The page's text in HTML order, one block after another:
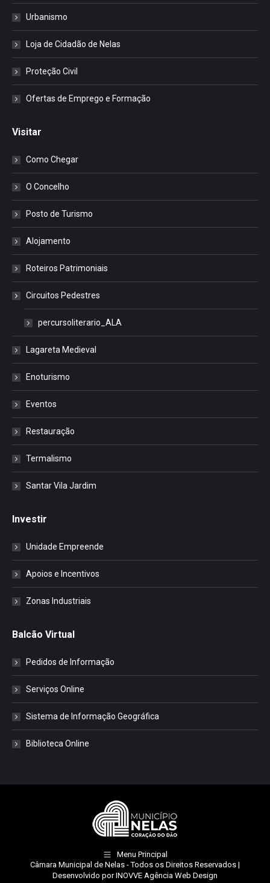
Urbanismo
Loja de Cidadão de Nelas
Proteção Civil
Ofertas de Emprego e Formação
Visitar
Como Chegar
O Concelho
Posto de Turismo
Alojamento
Roteiros Patrimoniais
Circuitos Pedestres
percursoliterario_ALA
Lagareta Medieval
Enoturismo
Eventos
Restauração
Termalismo
Santar Vila Jardim
Investir
Unidade Empreende
Apoios e Incentivos
Zonas Industriais
Balcão Virtual
Pedidos de Informação
Serviços Online
Sistema de Informação Geográfica
Biblioteca Online
Menu Principal
Câmara Municipal de Nelas - Todos os Direitos Reservados |
Desenvolvido porINOVVE Agência Web Design